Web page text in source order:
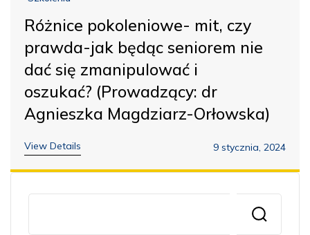
Różnice pokoleniowe- mit, czy
prawda-jak będąc seniorem nie
dać się zmanipulować i
oszukać? (Prowadzący: dr
Agnieszka Magdziarz-Orłowska)
View Details 9 stycznia, 2024